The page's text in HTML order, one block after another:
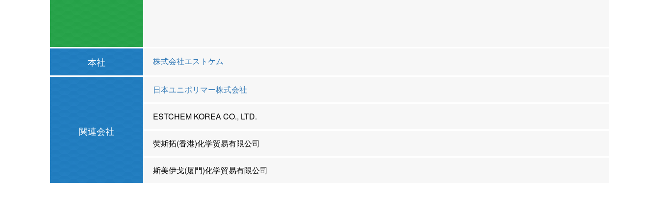
本社 株式会社エストケム
関連会社
日本ユニポリマー株式会社
ESTCHEM KOREA CO., LTD.
荧斯拓(香港)化学贸易有限公司
斯美伊戈(厦門)化学貿易有限公司